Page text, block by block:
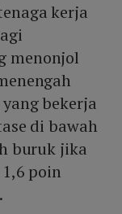
kerja
menonjol
bekerja
di bawah
buruk jika
poin